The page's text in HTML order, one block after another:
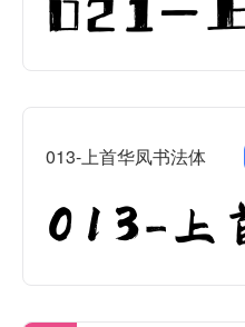
013-上首华凤书法体